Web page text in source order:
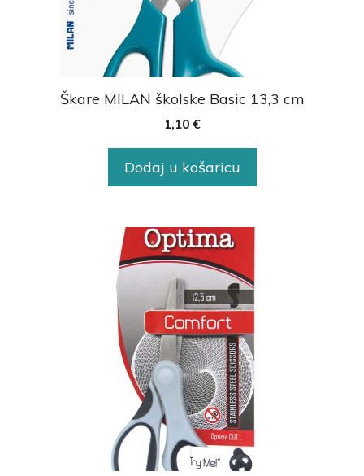
Škare MILAN školske Basic 13,3 cm
1,10 €
Dodaj u košaricu